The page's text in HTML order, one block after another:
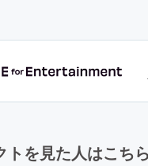
トを見た人はこち